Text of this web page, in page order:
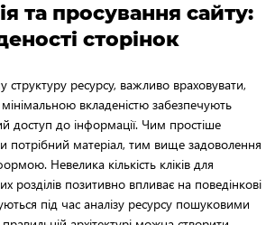
та просування сайту:
сторінок
структуру ресурсу, важливо враховувати,
вкладеністю забезпечують
доступ до інформації. Чим простіше
потрібний матеріал, тим вище задоволення
Невелика кількість кліків для
розділів позитивно впливає на поведінкові
під час аналізу ресурсу пошуковими